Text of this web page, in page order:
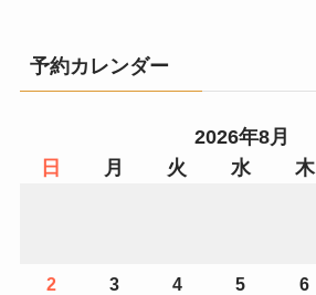
予約カレンダー
2026年8月
日
月 火 水 木
2 3 4 5 6